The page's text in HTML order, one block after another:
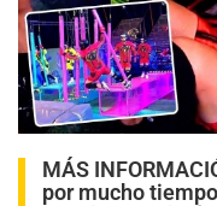
00:00/01:49
MÁS
por mucho